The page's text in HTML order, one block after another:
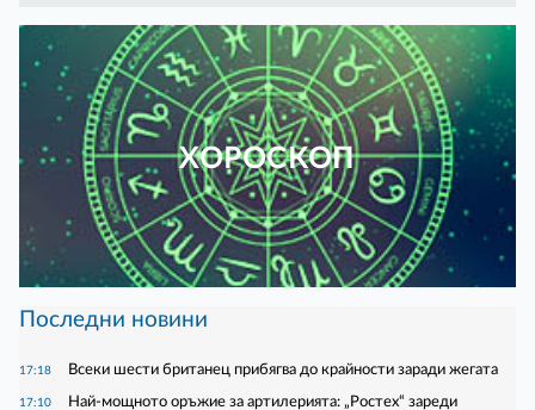
ХОРОСКОП
Последни новини
17:18 Всеки шести британец прибягва до крайности заради жегата
17:10
Най-мощното оръжие за артилерията: „Ростех“ зареди